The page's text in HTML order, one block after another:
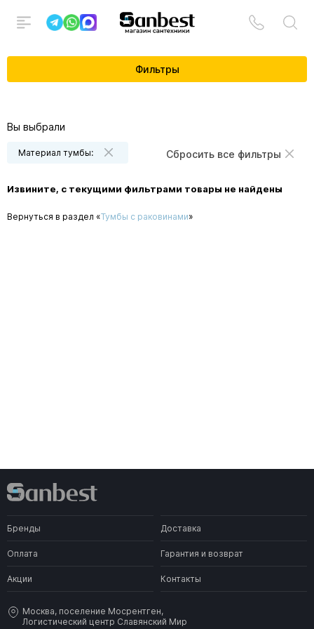
Фильтры
Вы выбрали
Материал тумбы: Сбросить все фильтры
Извините, с текущими фильтрами товары не найдены
Вернуться в раздел «Тумбы с раковинами»
Бренды Доставка
Оплата Гарантия и возврат
Акции Контакты
Москва, поселение Мосрентген,
Логистический центр Славянский Мир